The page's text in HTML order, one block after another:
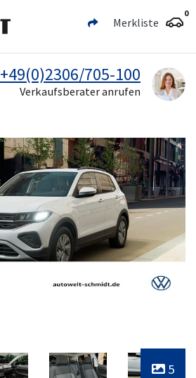
Merkliste
0
+49(0)2306/705-100
Verkaufsberater anrufen
5